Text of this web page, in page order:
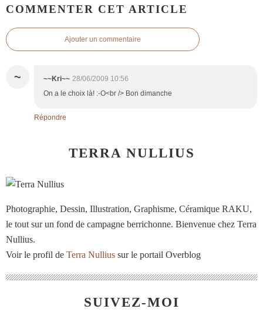
COMMENTER CET ARTICLE
Ajouter un commentaire
~ ~~Kri~~ 28/06/2009 10:56
On a le choix là! :-O<br /> Bon dimanche
Répondre
TERRA NULLIUS
Photographie, Dessin, Illustration, Graphisme, Céramique RAKU,
le tout sur un fond de campagne berrichonne. Bienvenue chez Terra
Nullius.
Voir le profil de Terra Nullius sur le portail Overblog
SUIVEZ-MOI